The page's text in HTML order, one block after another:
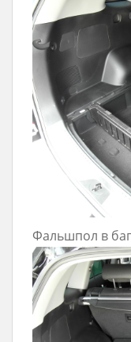
Фальшпол в